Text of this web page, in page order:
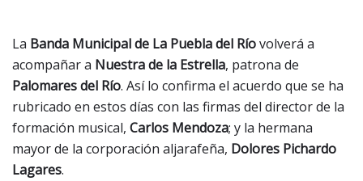
La Banda Municipal de La Puebla del Ríovolverá a
acompañar a Nuestra de la Estrella, patrona de
Palomares del Río. Así lo confirma el acuerdo que se ha
rubricado en estos días con las firmas del director de la
formación musical, Carlos Mendoza; y la hermana
mayor de la corporación aljarafeña, Dolores Pichardo
Lagares.